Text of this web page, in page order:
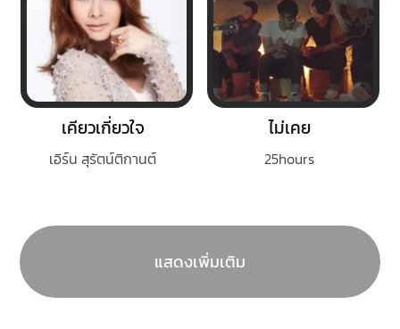
เคียวเกี่ยวใจ
เอิร์น สุรัตน์ติกานต์
ไม่เคย
25hours
แสดงเพิ่มเติม